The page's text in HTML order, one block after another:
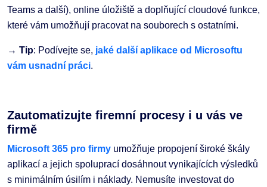
Teams a další), online úložiště a doplňující cloudové funkce,
které vám umožňují pracovat na souborech s ostatními.
→ Tip: Podívejte se, jaké další aplikace od Microsoftu
vám usnadní práci.
Zautomatizujte firemní procesy i u vás ve
firmě
Microsoft 365 pro firmy umožňuje propojení široké škály
aplikací a jejich spoluprací dosáhnout vynikajících výsledků
s minimálním úsilím i náklady. Nemusíte investovat do